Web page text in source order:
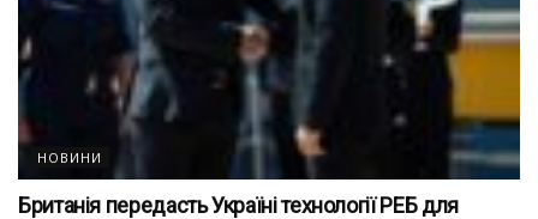
НОВИНИ
Британія передасть Україні технології РЕБ для